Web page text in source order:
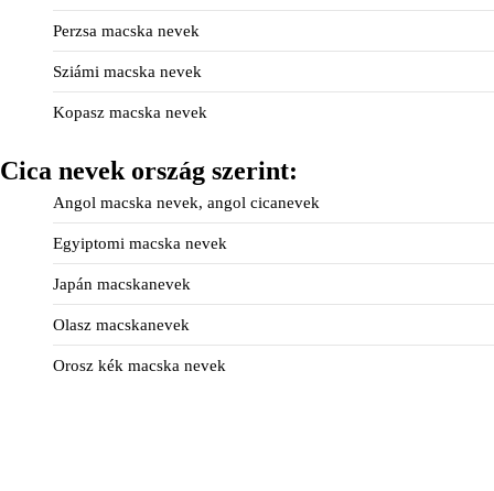
Perzsa macska nevek
Sziámi macska nevek
Kopasz macska nevek
Cica nevek ország szerint:
Angol macska nevek, angol cicanevek
Egyiptomi macska nevek
Japán macskanevek
Olasz macskanevek
Orosz kék macska nevek